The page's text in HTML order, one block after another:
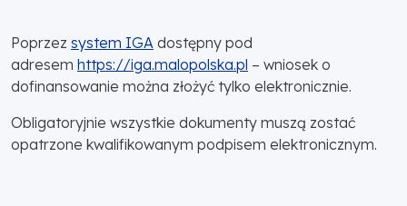
Poprzez system IGA dostępny pod
adresem https://iga.malopolska.pl – wniosek o
dofinansowanie można złożyć tylko elektronicznie.
Obligatoryjnie wszystkie dokumenty muszą zostać
opatrzone kwalifikowanym podpisem elektronicznym.